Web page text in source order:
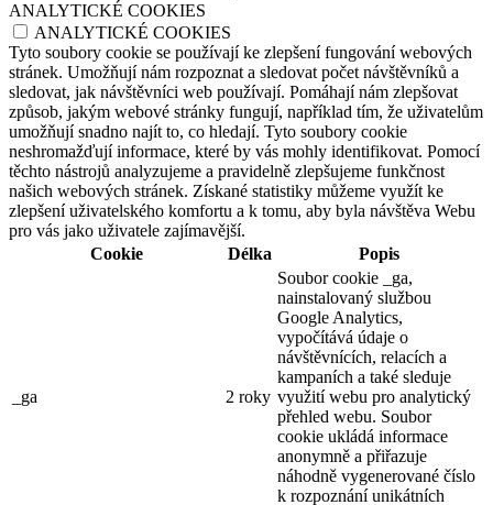
ANALYTICKÉ COOKIES
ANALYTICKÉ COOKIES
Tyto soubory cookie se používají ke zlepšení fungování webových
stránek. Umožňují nám rozpoznat a sledovat počet návštěvníků a
sledovat, jak návštěvníci web používají. Pomáhají nám zlepšovat
způsob, jakým webové stránky fungují, například tím, že uživatelům
umožňují snadno najít to, co hledají. Tyto soubory cookie
neshromažďují informace, které by vás mohly identifikovat. Pomocí
těchto nástrojů analyzujeme a pravidelně zlepšujeme funkčnost
našich webových stránek. Získané statistiky můžeme využít ke
zlepšení uživatelského komfortu a k tomu, aby byla návštěva Webu
pro vás jako uživatele zajímavější.
Cookie
Délka Popis
_ga 2 roky
Soubor cookie _ga,
nainstalovaný službou
Google Analytics,
vypočítává údaje o
návštěvnících, relacích a
kampaních a také sleduje
využití webu pro analytický
přehled webu. Soubor
cookie ukládá informace
anonymně a přiřazuje
náhodně vygenerované číslo
k rozpoznání unikátních